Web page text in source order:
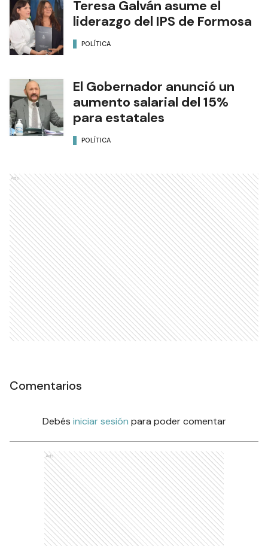
Teresa Galván asume el
liderazgo del IPS de Formosa
POLÍTICA
El Gobernador anunció un
aumento salarial del 15%
para estatales
POLÍTICA
Ads
Comentarios
Debés iniciar sesión para poder comentar
Ads